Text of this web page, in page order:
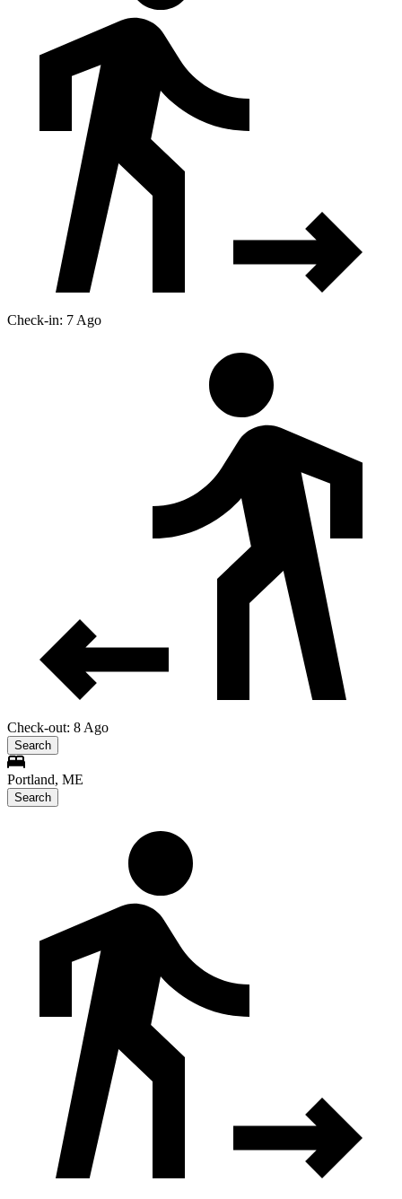
Check-in: 7 Ago
Check-out: 8 Ago
Search
Portland, ME
Search